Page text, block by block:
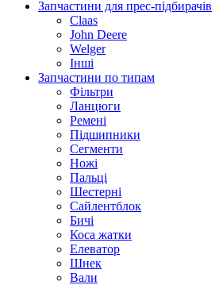
Запчастини для прес-підбирачів
Claas
John Deere
Welger
Інші
Запчастини по типам
Фільтри
Ланцюги
Ремені
Підшипники
Сегменти
Ножі
Пальці
Шестерні
Сайлентблок
Бичі
Коса жатки
Елеватор
Шнек
Вали